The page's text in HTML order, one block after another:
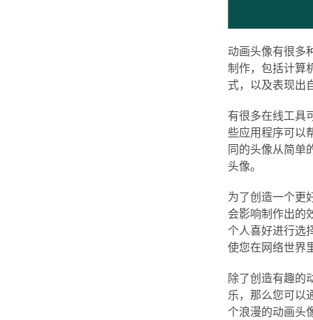
动画头像有很多
制作，包括计算
式，以及表现出
有很多在线工具
些应用程序可以
同的头像从简单
头像。
为了创造一个更
会影响制作出的
个人喜好进行选
使您在网络世界
除了创造有趣的
乐，那么您可以
个浪漫的动画头